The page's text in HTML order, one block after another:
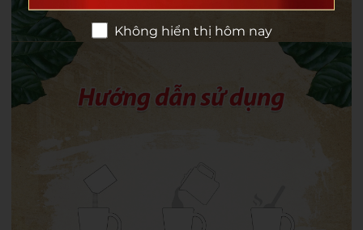
Không hiển thị hôm nay